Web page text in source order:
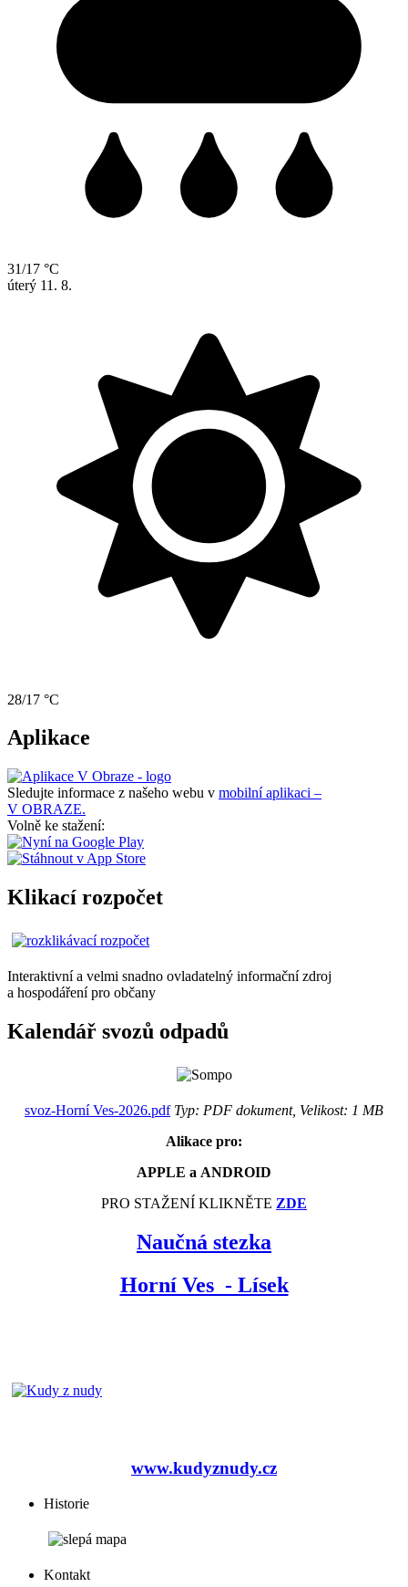
31/17 °C
úterý 11. 8.
28/17 °C
Aplikace
Sledujte informace z našeho webu v mobilní aplikaci –
V OBRAZE.
Volně ke stažení:
Klikací rozpočet
Interaktivní a velmi snadno ovladatelný informační zdroj
a hospodáření pro občany
Kalendář svozů odpadů
svoz-Horní Ves-2026.pdfTyp: PDF dokument, Velikost: 1 MB
Alikace pro:
APPLE a ANDROID
PRO STAŽENÍ KLIKNĚTE ZDE
Naučná stezka
Horní Ves - Lísek
www.kudyznudy.cz
Historie
Kontakt